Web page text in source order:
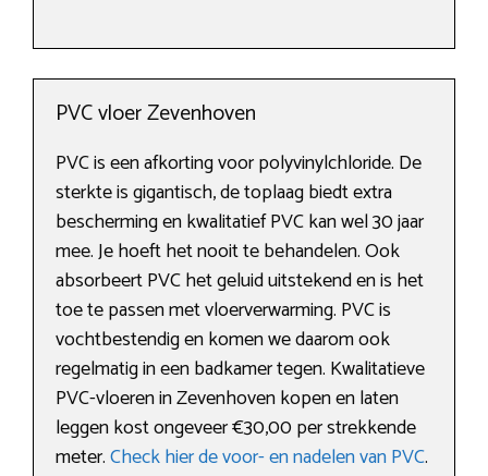
PVC vloer Zevenhoven
PVC is een afkorting voor polyvinylchloride. De
sterkte is gigantisch, de toplaag biedt extra
bescherming en kwalitatief PVC kan wel 30 jaar
mee. Je hoeft het nooit te behandelen. Ook
absorbeert PVC het geluid uitstekend en is het
toe te passen met vloerverwarming. PVC is
vochtbestendig en komen we daarom ook
regelmatig in een badkamer tegen. Kwalitatieve
PVC-vloeren in Zevenhoven kopen en laten
leggen kost ongeveer €30,00 per strekkende
meter.Check hier de voor- en nadelen van PVC.